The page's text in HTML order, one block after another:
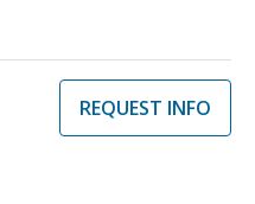
REQUEST INFO